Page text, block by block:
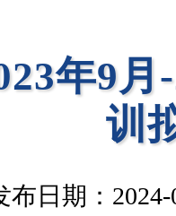
年9
训
布日期：